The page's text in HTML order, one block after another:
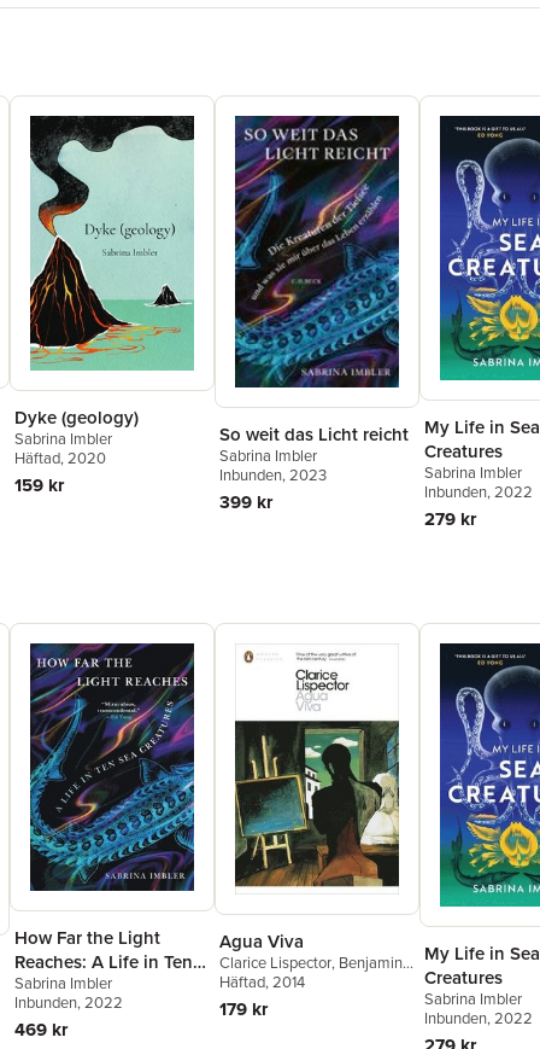
Dyke (geology)
Sabrina Imbler
Häftad, 2020
159 kr
So weit das Licht reicht
Sabrina Imbler
Inbunden, 2023
399 kr
My Life in Sea
Creatures
Sabrina Imbler
Inbunden, 2022
279 kr
How Far the Light
Reaches: A Life in Ten
Sea Creatures
Sabrina Imbler
Inbunden, 2022
469 kr
Agua Viva
Clarice Lispector, Benjamin
Moser
Häftad, 2014
179 kr
My Life in Sea
Creatures
Sabrina Imbler
Inbunden, 2022